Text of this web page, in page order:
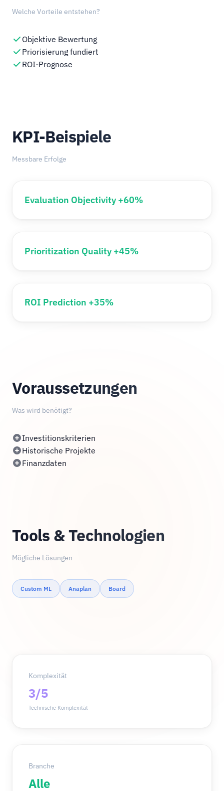
Welche Vorteile entstehen?
Objektive Bewertung
Priorisierung fundiert
ROI-Prognose
KPI-Beispiele
Messbare Erfolge
Evaluation Objectivity +60%
Prioritization Quality +45%
ROI Prediction +35%
Voraussetzungen
Was wird benötigt?
Investitionskriterien
Historische Projekte
Finanzdaten
Tools & Technologien
Mögliche Lösungen
Custom ML Anaplan Board
Komplexität
3/5
Technische Komplexität
Branche
Alle